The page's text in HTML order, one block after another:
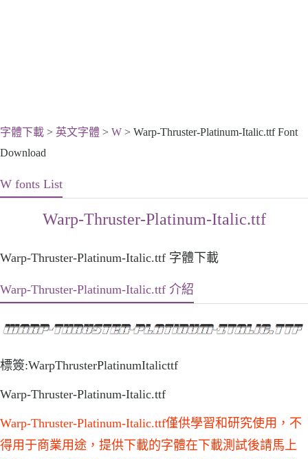
字體下載 > 英文字體 > W > Warp-Thruster-Platinum-Italic.ttf Font
Download
W fonts List
Warp-Thruster-Platinum-Italic.ttf
Warp-Thruster-Platinum-Italic.ttf 字體下載
Warp-Thruster-Platinum-Italic.ttf 介紹
標簽:WarpThrusterPlatinumItalicttf
Warp-Thruster-Platinum-Italic.ttf
Warp-Thruster-Platinum-Italic.ttf僅供學習和研究使用，不
得用于商業用途，提供下載的字體在下載測試後請馬上